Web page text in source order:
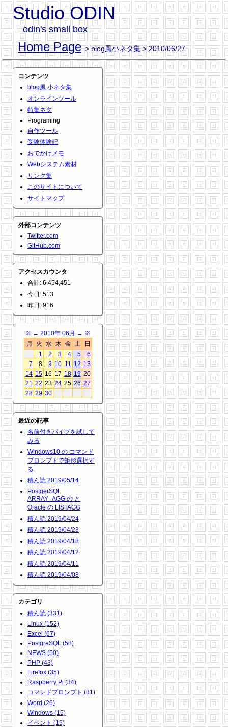
Studio ODIN
odin's small box
Home Page >blog風小ネタ集> 2010/06/27
コンテンツ
blog風 小ネタ集
オンラインツール
特集ネタ
Programing
自作ツール
受験体験記
おでかけメモ
Webシステム素材
リンク集
このサイトについて
サイトマップ
外部コンテンツ
Twitter.com
GitHub.com
アクセスカウンタ
合計: 6,454,451
今日: 513
昨日: 916
※ ← 2010年 06月 → ※
月
火 水 木 金 土
日
1
2 3 4 5
6
7
8 9 10 11 12 13
14 15 16 17 18 19 20
21 22 23 24 25 26 27
28 29 30
最近の記事
名前付きパイプを試して
みる
Windows10 の コマンド
プロンプトで矩形選択す
る
積ん読 2019/05/14
PostgerSQL
ARRAY_AGG の と
Oracle の LISTAGG
積ん読 2019/04/24
積ん読 2019/04/23
積ん読 2019/04/18
積ん読 2019/04/12
積ん読 2019/04/11
積ん読 2019/04/08
カテゴリ
積ん読 (331)
Linux (152)
Excel (67)
PostgreSQL (58)
NEWS (50)
PHP (43)
Firefox (35)
Raspberry Pi (34)
コマンドプロンプト (31)
Word (26)
Windows (15)
イベント (15)